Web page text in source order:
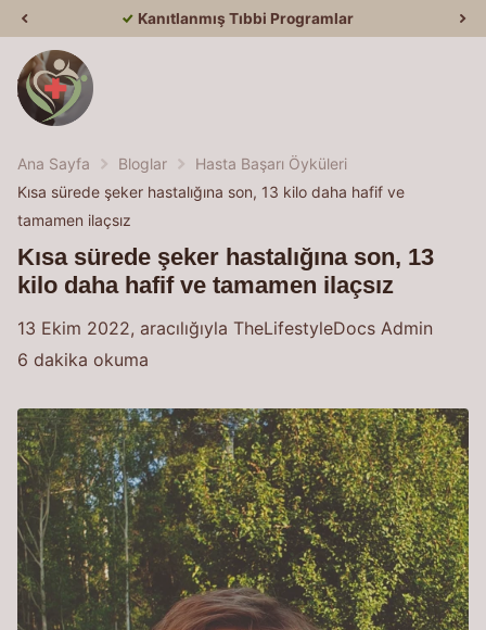
Kanıtlanmış Tıbbi Programlar
Ana Sayfa Bloglar
Hasta Başarı Öyküleri
Kısa sürede şeker hastalığına son, 13 kilo daha hafif ve
tamamen ilaçsız
Kısa sürede şeker hastalığına son, 13
kilo daha hafif ve tamamen ilaçsız
13 Ekim 2022, aracılığıyla TheLifestyleDocs Admin
6 dakika okuma